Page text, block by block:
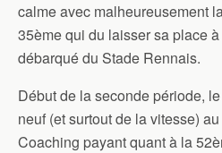
calme avec malheureusement
35ème qui du laisser sa place
débarqué du Stade Rennais.
Début de la seconde période,
neuf (et surtout de la vitesse)
Coaching payant quant à la